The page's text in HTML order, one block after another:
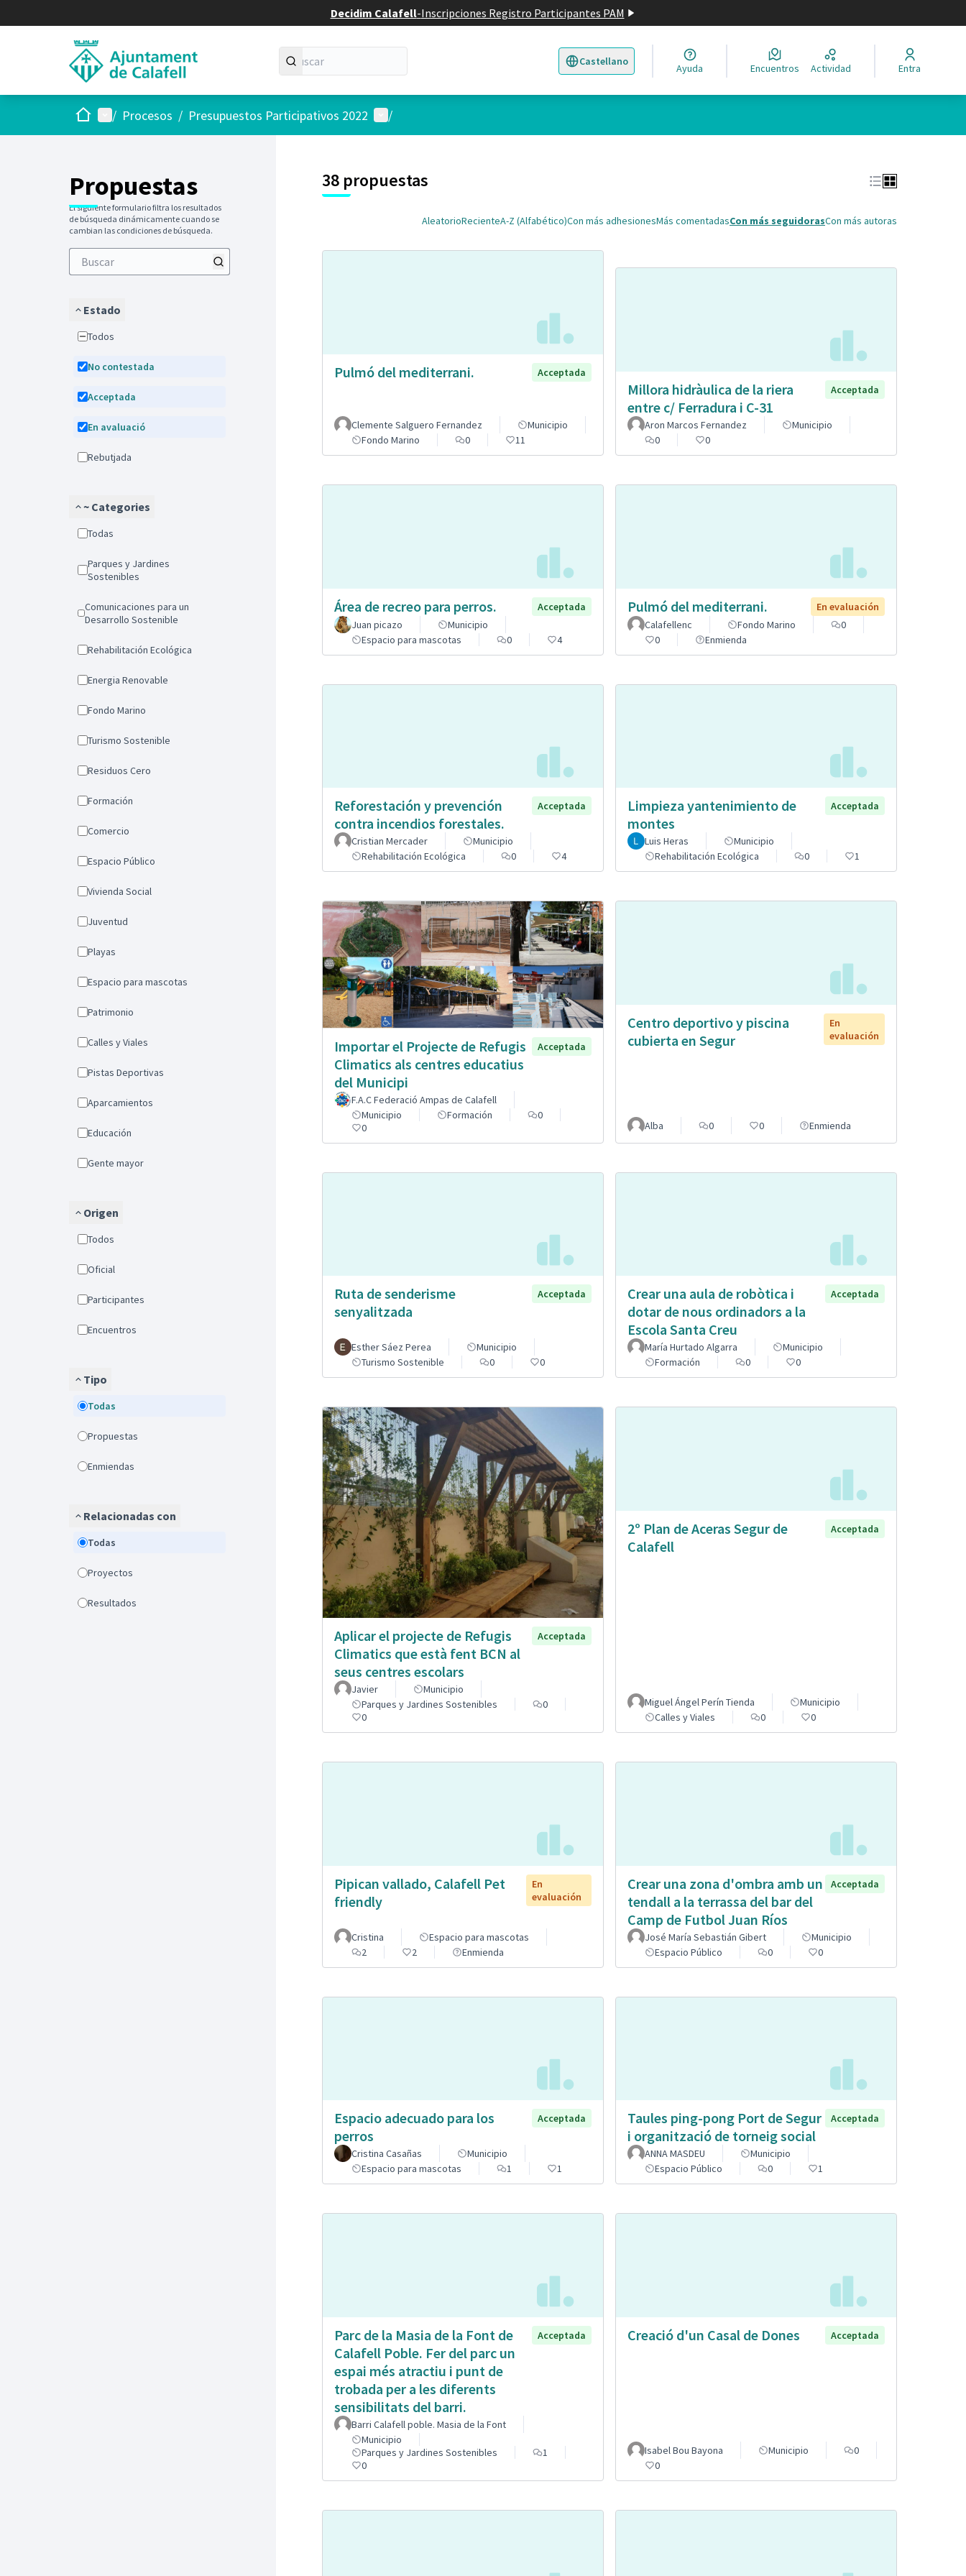
Decidim Calafell-Inscripciones Registro Participantes PAM
Castellano
Triar la llengua Elegir el idioma
Ayuda Encuentros Actividad Entra
InicioMenú principal
/ Procesos / Presupuestos Participativos 2022 Menú de usuario
/
Propuestas
El siguiente formulario filtra los resultados
de búsqueda dinámicamente cuando se
cambian las condiciones de búsqueda.
Estado
Todos
No contestada
Acceptada
En avaluació
Rebutjada
~ Categories
Todas
Parques y Jardines
Sostenibles
Comunicaciones para un
Desarrollo Sostenible
Rehabilitación Ecológica
Energia Renovable
Fondo Marino
Turismo Sostenible
Residuos Cero
Formación
Comercio
Espacio Público
Vivienda Social
Juventud
Playas
Espacio para mascotas
Patrimonio
Calles y Viales
Pistas Deportivas
Aparcamientos
Educación
Gente mayor
Origen
Todos
Oficial
Participantes
Encuentros
Tipo
Todas
Propuestas
Enmiendas
Relacionadas con
Todas
Proyectos
Resultados
38 propuestas
AleatorioRecienteA-Z (Alfabético)Con más adhesionesMás comentadasCon más seguidorasCon más autoras
Pulmó del mediterrani. Acceptada
Clemente Salguero Fernandez
Municipio
Fondo Marino
0 11
Millora hidràulica de la riera
entre c/ Ferradura i C-31
Acceptada
Aron Marcos Fernandez
Municipio
0
0
Área de recreo para perros.
Acceptada
Juan picazo
Municipio
Espacio para mascotas
0 4
Pulmó del mediterrani.
En evaluación
Calafellenc
Fondo Marino
0
0
Enmienda
Reforestación y prevención
contra incendios forestales.
Acceptada
Cristian Mercader
Municipio
Rehabilitación Ecológica
0 4
Limpieza yantenimiento de
montes
Acceptada
Luis Heras
Municipio
Rehabilitación Ecológica
0 1
Importar el Projecte de Refugis
Climatics als centres educatius
del Municipi
Acceptada
F.A.C Federació Ampas de Calafell
Municipio
Formación
0
0
Centro deportivo y piscina
cubierta en Segur
En
evaluación
Alba 0 0 Enmienda
Ruta de senderisme
senyalitzada
Acceptada
Esther Sáez Perea
Municipio
Turismo Sostenible
0 0
Crear una aula de robòtica i
dotar de nous ordinadors a la
Escola Santa Creu
Acceptada
María Hurtado Algarra
Municipio
Formación
0 0
Aplicar el projecte de Refugis
Climatics que està fent BCN al
seus centres escolars
Acceptada
Javier
Municipio
Parques y Jardines Sostenibles
0
0
2º Plan de Aceras Segur de
Calafell
Acceptada
Miguel Ángel Perín Tienda
Municipio
Calles y Viales
0 0
Pipican vallado, Calafell Pet
friendly
En
evaluación
Cristina
Espacio para mascotas
2
2 Enmienda
Crear una zona d'ombra amb un
tendall a la terrassa del bar del
Camp de Futbol Juan Ríos
Acceptada
José María Sebastián Gibert
Municipio
Espacio Público
0 0
Espacio adecuado para los
perros
Acceptada
Cristina Casañas
Municipio
Espacio para mascotas
1 1
Taules ping-pong Port de Segur
i organització de torneig social
Acceptada
ANNA MASDEU
Municipio
Espacio Público
0 1
Parc de la Masia de la Font de
Calafell Poble. Fer del parc un
espai més atractiu i punt de
trobada per a les diferents
sensibilitats del barri.
Acceptada
Barri Calafell poble. Masia de la Font
Municipio
Parques y Jardines Sostenibles
1
0
Creació d'un Casal de Dones Acceptada
Isabel Bou Bayona Municipio
0
0